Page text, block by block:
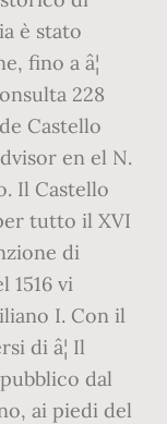
è stato
fino a â¦
228
Castello
en el N.
Il Castello
tutto il XVI
di
1516 vi
I. Con il
di â¦ Il
dal
ai piedi del